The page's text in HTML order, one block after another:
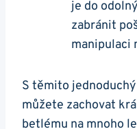
je do
zabránit
manipulaci
S těmito
můžete zachovat
betlému na mnoho